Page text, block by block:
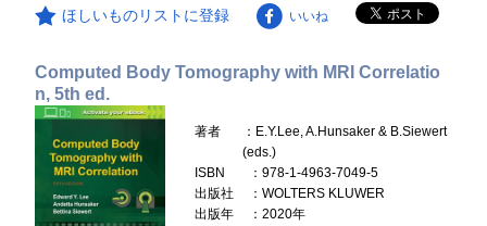
ほしいものリストに登録 いいね
Computed Body Tomography with MRI Correlatio
n, 5th ed.
著者
：E.Y.Lee, A.Hunsaker & B.Siewert
(eds.)
ISBN
：978-1-4963-7049-5
出版社
：WOLTERS KLUWER
出版年
：2020年